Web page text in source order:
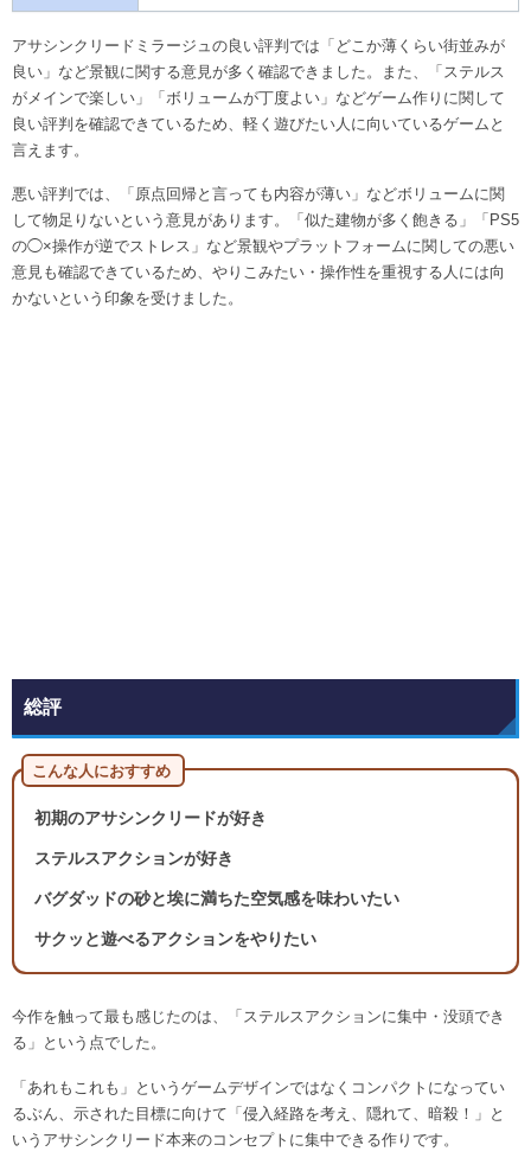
アサシンクリードミラージュの良い評判では「どこか薄くらい街並みが
良い」など景観に関する意見が多く確認できました。また、「ステルス
がメインで楽しい」「ボリュームが丁度よい」などゲーム作りに関して
良い評判を確認できているため、軽く遊びたい人に向いているゲームと
言えます。
悪い評判では、「原点回帰と言っても内容が薄い」などボリュームに関
して物足りないという意見があります。「似た建物が多く飽きる」「PS5
の◯×操作が逆でストレス」など景観やプラットフォームに関しての悪い
意見も確認できているため、やりこみたい・操作性を重視する人には向
かないという印象を受けました。
総評
こんな人におすすめ
初期のアサシンクリードが好き
ステルスアクションが好き
バグダッドの砂と埃に満ちた空気感を味わいたい
サクッと遊べるアクションをやりたい
今作を触って最も感じたのは、「ステルスアクションに集中・没頭でき
る」という点でした。
「あれもこれも」というゲームデザインではなくコンパクトになってい
るぶん、示された目標に向けて「侵入経路を考え、隠れて、暗殺！」と
いうアサシンクリード本来のコンセプトに集中できる作りです。